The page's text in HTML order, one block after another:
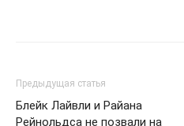
Предыдущая статья
Блейк Лайвли и Райана
Рейнольдса не позвали на